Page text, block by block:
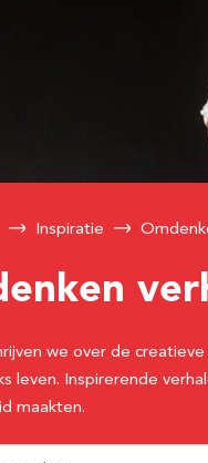
Inspiratie
we over de
leven. Inspirerende
maakten.